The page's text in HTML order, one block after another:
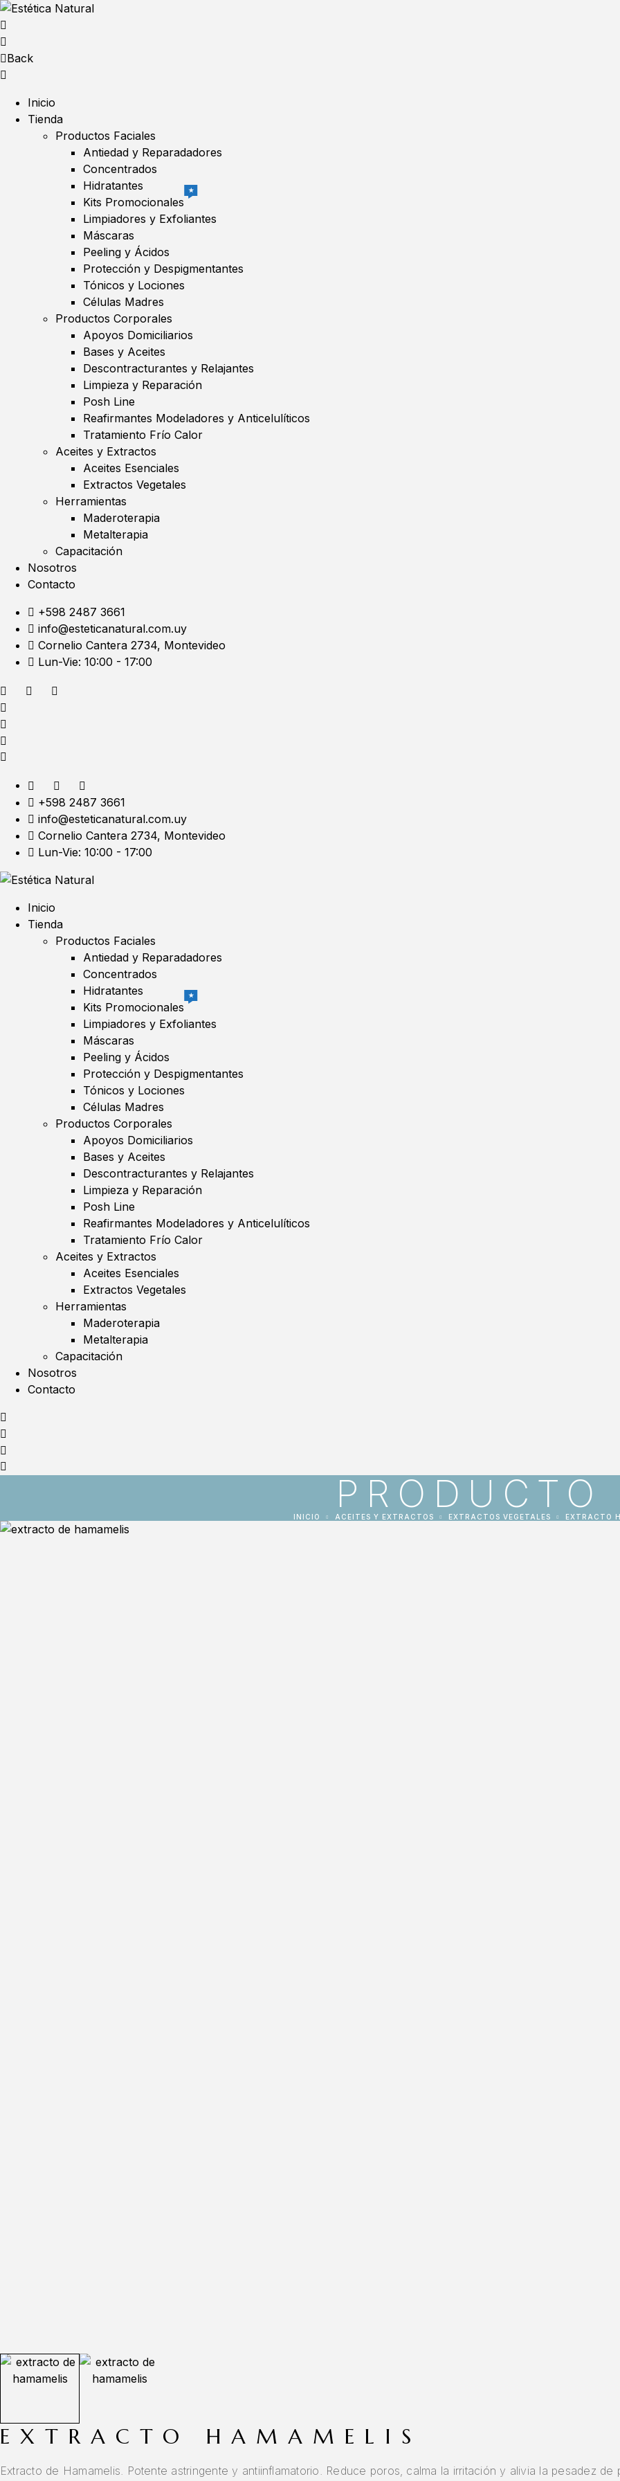
Back
Inicio
Tienda
Productos Faciales
Antiedad y Reparadadores
Concentrados
Hidratantes
Kits Promocionales
★
Limpiadores y Exfoliantes
Máscaras
Peeling y Ácidos
Protección y Despigmentantes
Tónicos y Lociones
Células Madres
Productos Corporales
Apoyos Domiciliarios
Bases y Aceites
Descontracturantes y Relajantes
Limpieza y Reparación
Posh Line
Reafirmantes Modeladores y Anticelulíticos
Tratamiento Frío Calor
Aceites y Extractos
Aceites Esenciales
Extractos Vegetales
Herramientas
Maderoterapia
Metalterapia
Capacitación
Nosotros
Contacto
+598 2487 3661
info@esteticanatural.com.uy
Cornelio Cantera 2734, Montevideo
Lun-Vie: 10:00 - 17:00
+598 2487 3661
info@esteticanatural.com.uy
Cornelio Cantera 2734, Montevideo
Lun-Vie: 10:00 - 17:00
Inicio
Tienda
Productos Faciales
Antiedad y Reparadadores
Concentrados
Hidratantes
Kits Promocionales
★
Limpiadores y Exfoliantes
Máscaras
Peeling y Ácidos
Protección y Despigmentantes
Tónicos y Lociones
Células Madres
Productos Corporales
Apoyos Domiciliarios
Bases y Aceites
Descontracturantes y Relajantes
Limpieza y Reparación
Posh Line
Reafirmantes Modeladores y Anticelulíticos
Tratamiento Frío Calor
Aceites y Extractos
Aceites Esenciales
Extractos Vegetales
Herramientas
Maderoterapia
Metalterapia
Capacitación
Nosotros
Contacto
PRODUCTO
INICIO ACEITES Y EXTRACTOS EXTRACTOS VEGETALES EXTRACTO
EXTRACTO HAMAMELIS
Extracto de Hamamelis. Potente astringente y antiinflamatorio. Reduce poros, calma la irritación y alivia la pesadez de